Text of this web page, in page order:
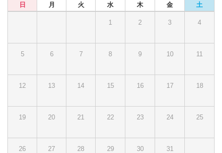
日 月 火 水 木 金 土
1 2 3 4
5 6 7 8 9 10 11
12 13 14 15 16 17 18
19 20 21 22 23 24 25
26 27 28 29 30 31